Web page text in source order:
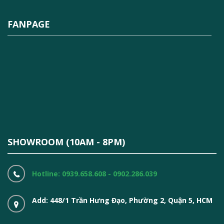
FANPAGE
SHOWROOM (10AM - 8PM)
Hotline: 0939.658.608 - 0902.286.039
Add: 448/1 Trần Hưng Đạo, Phường 2, Quận 5, HCM